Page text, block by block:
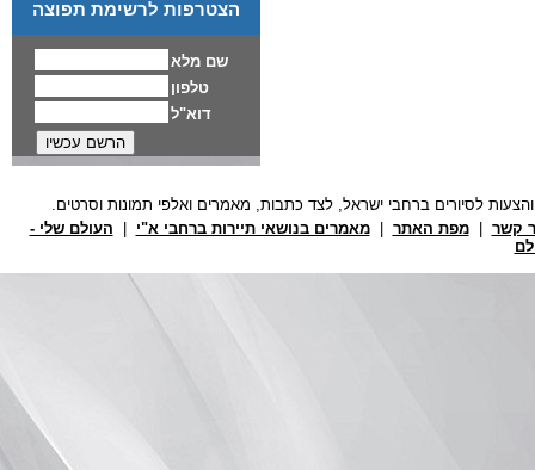
הצטרפות לרשימת תפוצה
קשר |מפת האתר |מאמרים בנושאי תיירות ברחבי א"י
העולם שלי -